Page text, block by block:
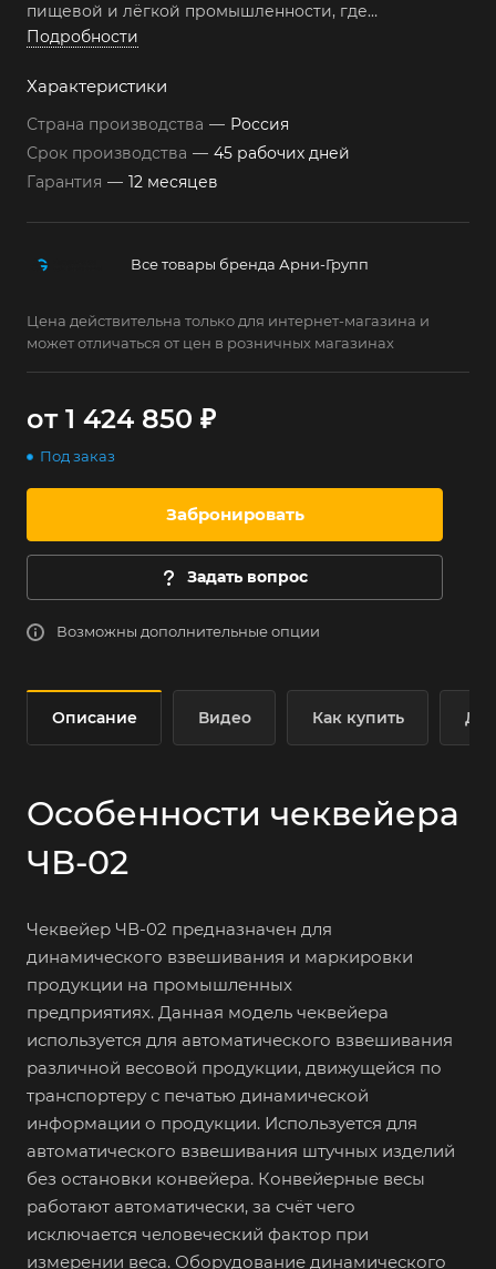
пищевой и лёгкой промышленности, где
необходимо постоянно измерять вес выпускаемой
Подробности
Характеристики
Страна производства — Россия
Срок производства — 45 рабочих дней
Гарантия — 12 месяцев
Все товары бренда Арни-Групп
Цена действительна только для интернет-магазина и
может отличаться от цен в розничных магазинах
от 1 424 850 ₽
Под заказ
Забронировать
Задать вопрос
Возможны дополнительные опции
Описание Видео Как купить
Особенности чеквейера
ЧВ-02
Чеквейер ЧВ-02 предназначен для
динамического взвешивания и маркировки
продукции на промышленных
предприятиях. Данная модель чеквейера
используется для автоматического взвешивания
различной весовой продукции, движущейся по
транспортеру с печатью динамической
информации о продукции. Используется для
автоматического взвешивания штучных изделий
без остановки конвейера. Конвейерные весы
работают автоматически, за счёт чего
исключается человеческий фактор при
измерении веса. Оборудование динамического